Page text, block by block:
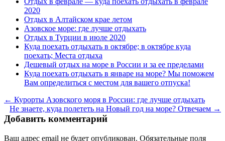
2020
Отдых в Алтайском крае летом
Азовское море: где лучше отдыхать
Отдых в Турции в июле 2020
Куда поехать отдыхать в октябре; в октябре куда
поехать; Места отдыха
Дешевый отдых на море в России и за ее пределами
Куда поехать отдыхать в январе на море? Мы поможем
Вам определиться с местом для вашего отпуска!
← Курорты Азовского моря в России: где лучше отдыхать
Не знаете, куда полететь на Новый год на море? Отвечаем →
Добавить комментарий
Ваш адрес email не будет опубликован. Обязательные поля